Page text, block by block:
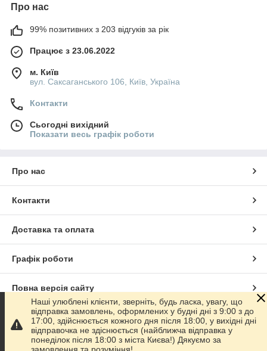
Про нас
99% позитивних з 203 відгуків за рік
Працює з 23.06.2022
м. Київ
вул. Саксаганського 106, Київ, Україна
Контакти
Сьогодні вихідний
Показати весь графік роботи
Про нас
Контакти
Доставка та оплата
Графік роботи
Повна версія сайту
Сайт створено на маркетплейсі Prom.ua
Політика конфіденційності
Наші улюблені клієнти, зверніть, будь ласка, увагу, що
відправка замовлень, оформлених у будні дні з 9:00 з до
17:00, здійснюється кожного дня після 18:00, у вихідні дні
відправочка не здіснюється (найближча відправка у
понеділок після 18:00 з міста Києва!) Дякуємо за